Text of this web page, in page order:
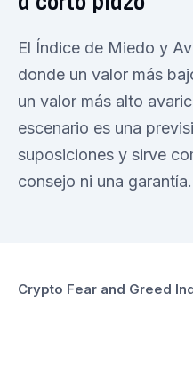
El Índice de Miedo y
donde un valor más
un valor más alto
escenario es una
suposiciones y sirve
consejo ni una garantía.
Crypto Fear and Greed